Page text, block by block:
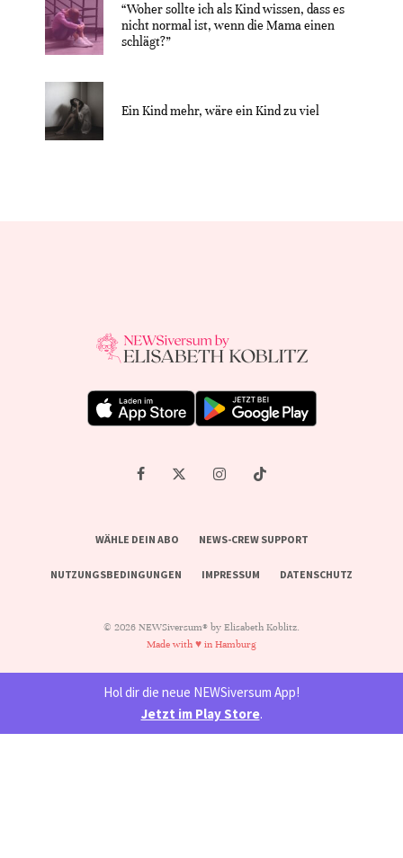
“Woher sollte ich als Kind wissen, dass es
nicht normal ist, wenn die Mama einen
schlägt?”
Ein Kind mehr, wäre ein Kind zu viel
WÄHLE DEIN ABO NEWS-CREW SUPPORT
NUTZUNGSBEDINGUNGEN IMPRESSUM DATENSCHUTZ
© 2026 NEWSiversum® by Elisabeth Koblitz.
Made with ♥ in Hamburg
Hol dir die neue NEWSiversum App!
Jetzt im Play Store.